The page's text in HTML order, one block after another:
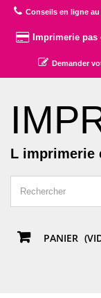
Conseils en ligne au
Imprimerie pas
Demander
L imprimerie
PANIER